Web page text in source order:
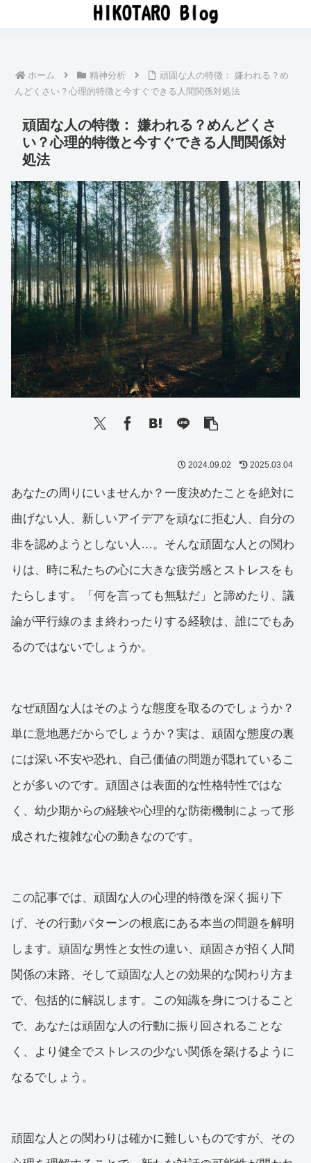
ホーム 精神分析
頑固な人の特徴： 嫌われる？め
んどくさい？心理的特徴と今すぐできる人間関係対処法
頑固な人の特徴： 嫌われる？めんどくさ
い？心理的特徴と今すぐできる人間関係対
処法
2024.09.02 2025.03.04
あなたの周りにいませんか？一度決めたことを絶対に
曲げない人、新しいアイデアを頑なに拒む人、自分の
非を認めようとしない人…。そんな頑固な人との関わ
りは、時に私たちの心に大きな疲労感とストレスをも
たらします。「何を言っても無駄だ」と諦めたり、議
論が平行線のまま終わったりする経験は、誰にでもあ
るのではないでしょうか。
なぜ頑固な人はそのような態度を取るのでしょうか？
単に意地悪だからでしょうか？実は、頑固な態度の裏
には深い不安や恐れ、自己価値の問題が隠れているこ
とが多いのです。頑固さは表面的な性格特性ではな
く、幼少期からの経験や心理的な防衛機制によって形
成された複雑な心の動きなのです。
この記事では、頑固な人の心理的特徴を深く掘り下
げ、その行動パターンの根底にある本当の問題を解明
します。頑固な男性と女性の違い、頑固さが招く人間
関係の末路、そして頑固な人との効果的な関わり方ま
で、包括的に解説します。この知識を身につけること
で、あなたは頑固な人の行動に振り回されることな
く、より健全でストレスの少ない関係を築けるように
なるでしょう。
頑固な人との関わりは確かに難しいものですが、その